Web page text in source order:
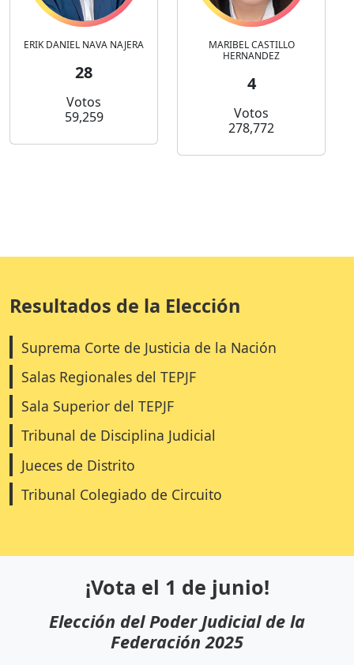
ERIK DANIEL NAVA NAJERA
28
Votos
59,259
MARIBEL CASTILLO
HERNANDEZ
4
Votos
278,772
Resultados de la Elección
Suprema Corte de Justicia de la Nación
Salas Regionales del TEPJF
Sala Superior del TEPJF
Tribunal de Disciplina Judicial
Jueces de Distrito
Tribunal Colegiado de Circuito
¡Vota el 1 de junio!
Elección del Poder Judicial de la
Federación 2025